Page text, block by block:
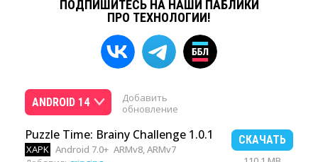
ПОДПИШИТЕСЬ НА НАШИ ПАБЛИКИ
ПРО ТЕХНОЛОГИИ!
ANDROID 14
Добавить
обновление
Puzzle Time: Brainy Challenge 1.0.1
XAPK Android 7.0+ ARMv8, ARMv7
СКАЧАТЬ